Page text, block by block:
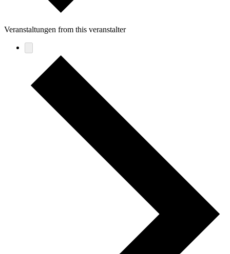
Veranstaltungen from this veranstalter